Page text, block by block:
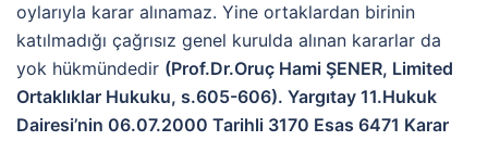
oylarıyla karar alınamaz. Yine ortaklardan birinin
katılmadığı çağrısız genel kurulda alınan kararlar da
yok hükmündedir (Prof.Dr.Oruç Hami ŞENER, Limited
Ortaklıklar Hukuku, s.605-606). Yargıtay 11.Hukuk
Dairesi’nin 06.07.2000 Tarihli 3170 Esas 6471 Karar